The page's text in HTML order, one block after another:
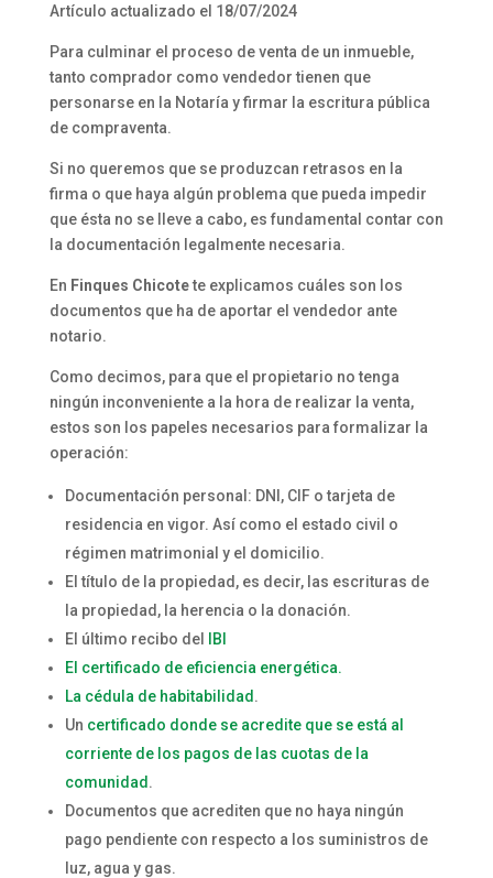
Artículo actualizado el 18/07/2024
Para culminar el proceso de venta de un inmueble,
tanto comprador como vendedor tienen que
personarse en la Notaría y firmar la escritura pública
de compraventa.
Si no queremos que se produzcan retrasos en la
firma o que haya algún problema que pueda impedir
que ésta no se lleve a cabo, es fundamental contar con
la documentación legalmente necesaria.
En Finques Chicotete explicamos cuáles son los
documentos que ha de aportar el vendedor ante
notario.
Como decimos, para que el propietario no tenga
ningún inconveniente a la hora de realizar la venta,
estos son los papeles necesarios para formalizar la
operación:
Documentación personal: DNI, CIF o tarjeta de
residencia en vigor. Así como el estado civil o
régimen matrimonial y el domicilio.
El título de la propiedad, es decir, las escrituras de
la propiedad, la herencia o la donación.
El último recibo del
IBI
El certificado de eficiencia energética.
La cédula de habitabilidad .
Un certificado donde se acredite que se está al
corriente de los pagos de las cuotas de la
comunidad .
Documentos que acrediten que no haya ningún
pago pendiente con respecto a los suministros de
luz, agua y gas.